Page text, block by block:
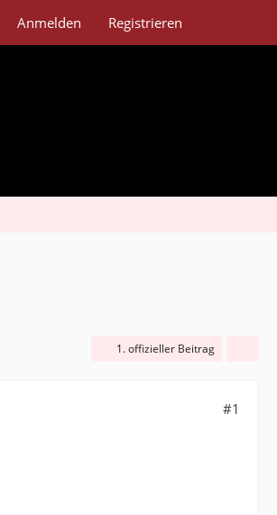
Anmelden Registrieren
1. offizieller Beitrag
#1